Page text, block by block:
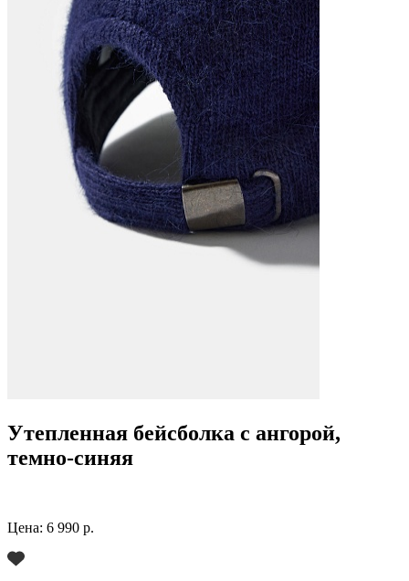
Утепленная бейсболка с ангорой,
темно-синяя
Цена: 6 990 р.